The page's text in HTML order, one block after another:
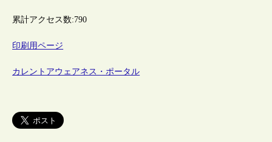
累計アクセス数:790
印刷用ページ
カレントアウェアネス・ポータル